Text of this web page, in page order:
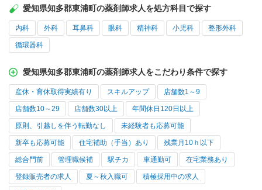
愛知県知多郡東浦町の薬剤師求人を処方科目で探す
内科 外科 耳鼻科 眼科 精神科 小児科 整形外科
循環器科
愛知県知多郡東浦町の薬剤師求人をこだわり条件で探す
産休・育休取得実績有り スキルアップ 店舗数1～9
店舗数10～29 店舗数30以上 年間休日120日以上
原則、引越しを伴う転勤なし 未経験者も応募可能
新卒も応募可能 住宅補助（手当）あり 残業月10ｈ以下
総合門前 管理職候補 駅チカ 車通勤可 在宅業務あり
登録販売者の求人 夏～秋入職可 積極採用中の求人